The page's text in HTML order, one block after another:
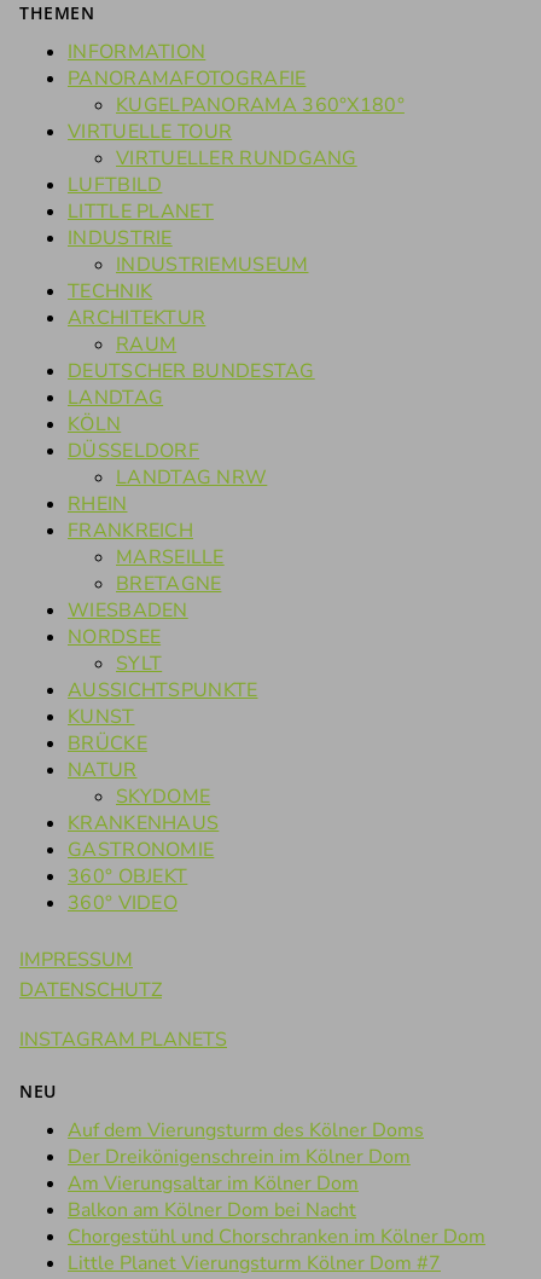
THEMEN
INFORMATION
PANORAMAFOTOGRAFIE
KUGELPANORAMA 360°X180°
VIRTUELLE TOUR
VIRTUELLER RUNDGANG
LUFTBILD
LITTLE PLANET
INDUSTRIE
INDUSTRIEMUSEUM
TECHNIK
ARCHITEKTUR
RAUM
DEUTSCHER BUNDESTAG
LANDTAG
KÖLN
DÜSSELDORF
LANDTAG NRW
RHEIN
FRANKREICH
MARSEILLE
BRETAGNE
WIESBADEN
NORDSEE
SYLT
AUSSICHTSPUNKTE
KUNST
BRÜCKE
NATUR
SKYDOME
KRANKENHAUS
GASTRONOMIE
360° OBJEKT
360° VIDEO
IMPRESSUM
DATENSCHUTZ
INSTAGRAM PLANETS
NEU
Auf dem Vierungsturm des Kölner Doms
Der Dreikönigenschrein im Kölner Dom
Am Vierungsaltar im Kölner Dom
Balkon am Kölner Dom bei Nacht
Chorgestühl und Chorschranken im Kölner Dom
Little Planet Vierungsturm Kölner Dom #7